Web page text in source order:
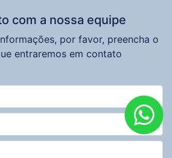
com a nossa equipe
por favor, preencha o
entraremos em contato